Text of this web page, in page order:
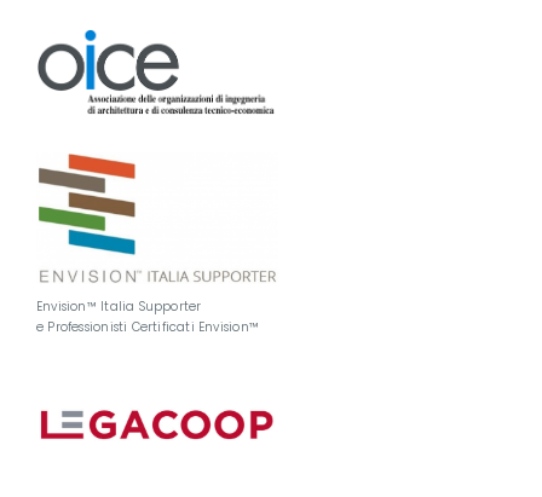
Envision™ Italia Supporter
e Professionisti Certificati Envision™